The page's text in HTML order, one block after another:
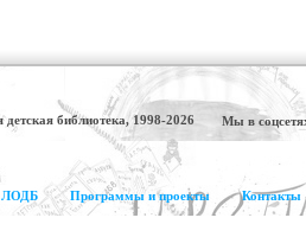
библиотека, 1998-2026 Мы в
ЛОДБ Программы и проекты Контакты